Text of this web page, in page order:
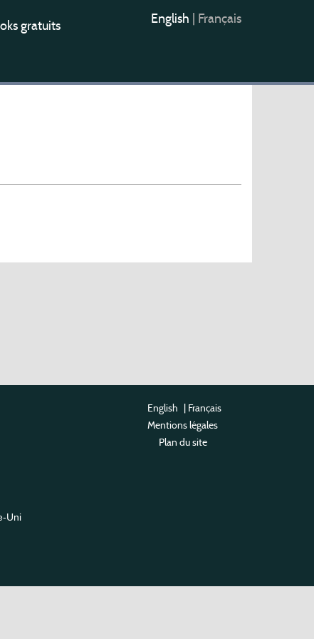
gratuits English Français
Uni
English | Français
Mentions légales
Plan du site